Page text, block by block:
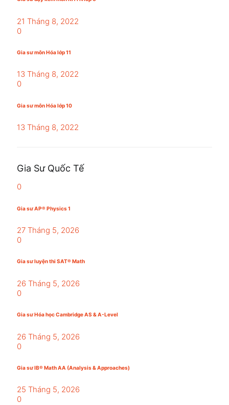
21 Tháng 8, 2022
0
Gia sư môn Hóa lớp 11
13 Tháng 8, 2022
0
Gia sư môn Hóa lớp 10
13 Tháng 8, 2022
Gia Sư Quốc Tế
0
Gia sư AP® Physics 1
27 Tháng 5, 2026
0
Gia sư luyện thi SAT® Math
26 Tháng 5, 2026
0
Gia sư Hóa học Cambridge AS & A-Level
26 Tháng 5, 2026
0
Gia sư IB® Math AA (Analysis & Approaches)
25 Tháng 5, 2026
0